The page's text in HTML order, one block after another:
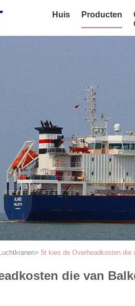
Huis Producten
> 5t kies de Overheadkosten die
die van